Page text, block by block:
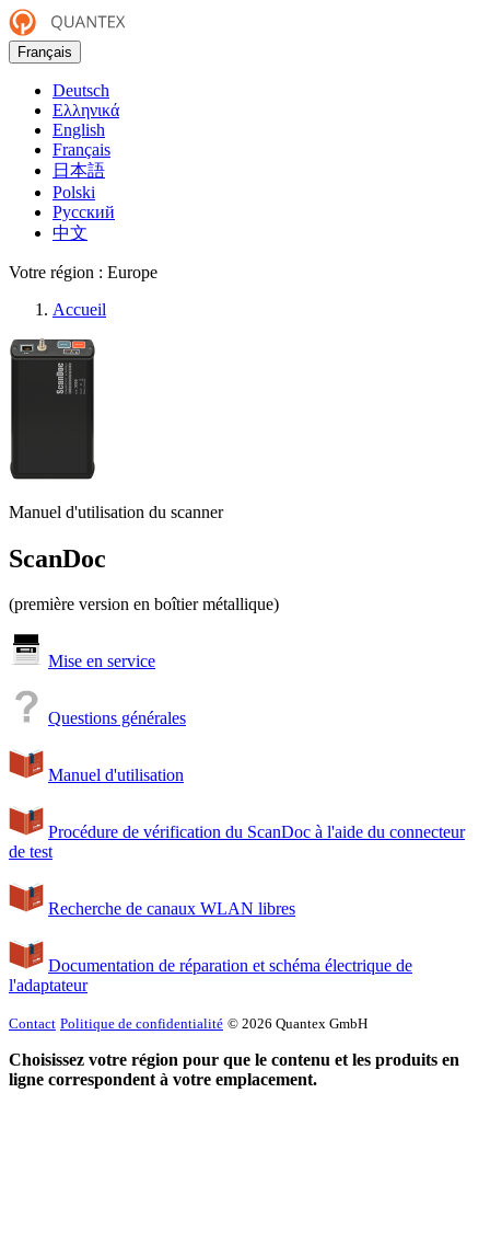
Français
Deutsch
Ελληνικά
English
Français
日本語
Polski
Русский
中文
Votre région : Europe
Accueil
Manuel d'utilisation du scanner
ScanDoc
(première version en boîtier métallique)
Mise en service
Questions générales
Manuel d'utilisation
Procédure de vérification du ScanDoc à l'aide du connecteur
de test
Recherche de canaux WLAN libres
Documentation de réparation et schéma électrique de
l'adaptateur
Contact Politique de confidentialité © 2026 Quantex GmbH
Choisissez votre région pour que le contenu et les produits en
ligne correspondent à votre emplacement.